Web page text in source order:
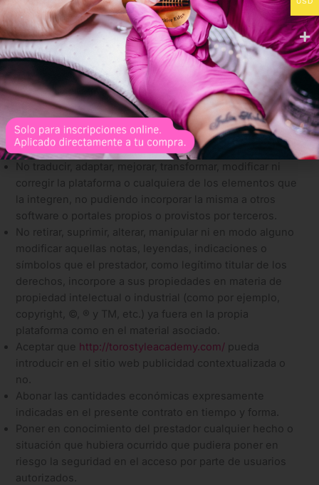
responsabilidad alguna por la falta de disponibilidad del
servicio.
No realizar actos de ingeniería inversa, toma de
requisitos y demás actividades encaminadas a
desarrollar una plataforma online idéntica o semejante a
la puesta a disposición por parte de
http://torostyleacademy.com/,pudiendo ser considerada
esta actividad como un acto de competencia desleal y
vulneración de los derechos de propiedad intelectual e
industrial que el prestador ostenta sobre la plataforma.
No traducir, adaptar, mejorar, transformar, modificar ni
corregir la plataforma o cualquiera de los elementos que
la integren, no pudiendo incorporar la misma a otros
software o portales propios o provistos por terceros.
No retirar, suprimir, alterar, manipular ni en modo alguno
modificar aquellas notas, leyendas, indicaciones o
símbolos que el prestador, como legítimo titular de los
derechos, incorpore a sus propiedades en materia de
propiedad intelectual o industrial (como por ejemplo,
copyright, ©, ® y TM, etc.) ya fuera en la propia
plataforma como en el material asociado.
Aceptar que http://torostyleacademy.com/ pueda
introducir en el sitio web publicidad contextualizada o
no.
Abonar las cantidades económicas expresamente
indicadas en el presente contrato en tiempo y forma.
Poner en conocimiento del prestador cualquier hecho o
situación que hubiera ocurrido que pudiera poner en
riesgo la seguridad en el acceso por parte de usuarios
autorizados.